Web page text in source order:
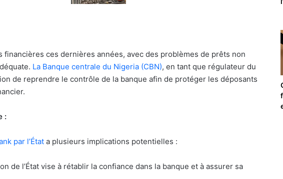
financières ces dernières années, avec des problèmes de prêts non
La Banque centrale du Nigeria (CBN), en tant que régulateur du
de reprendre le contrôle de la banque afin de protéger les déposants
:
par l’État a plusieurs implications potentielles :
de l’État vise à rétablir la confiance dans la banque et à assurer sa